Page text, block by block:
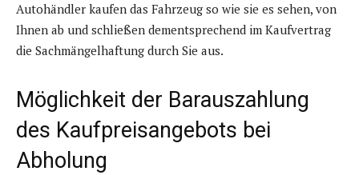
Autohändler kaufen das Fahrzeug so wie sie es sehen, von
Ihnen ab und schließen dementsprechend im Kaufvertrag
die Sachmängelhaftung durch Sie aus.
Möglichkeit der Barauszahlung
des Kaufpreisangebots bei
Abholung